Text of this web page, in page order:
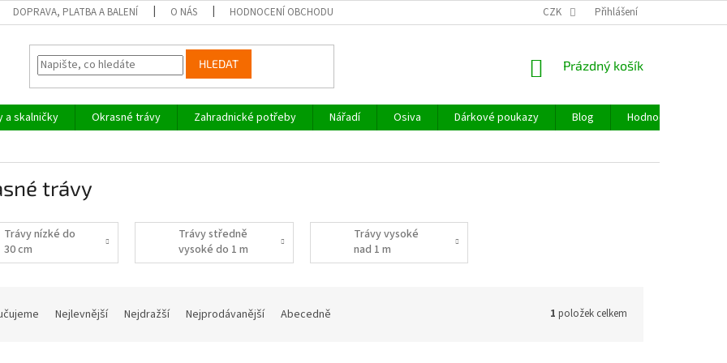
DOPRAVA, PLATBA A BALENÍ O NÁS HODNOCENÍ OBCHODU CZK Přihlášení
HLEDAT
NÁKUPNÍ
Prázdný košík
a skalničky Okrasné trávy Zahradnické potřeby Nářadí Osiva Dárkové poukazy Blog
Hodnocení obchodu
trávy
Trávy nízké do
30 cm
Trávy středně
vysoké do 1 m
Trávy vysoké
nad 1 m
Nejlevnější Nejdražší Nejprodávanější Abecedně 1 položek celkem